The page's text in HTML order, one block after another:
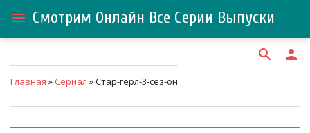
menu Смотрим Онлайн Все Серии Выпуски
search person
Главная » Сериал » Стар-герл-3-сез-он